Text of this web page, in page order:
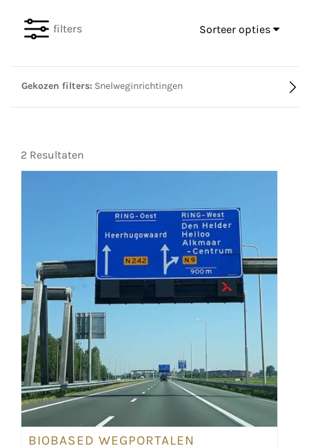
Sorteer opties
filters
Gekozen filters: Snelweginrichtingen
2 Resultaten
BIOBASED WEGPORTALEN